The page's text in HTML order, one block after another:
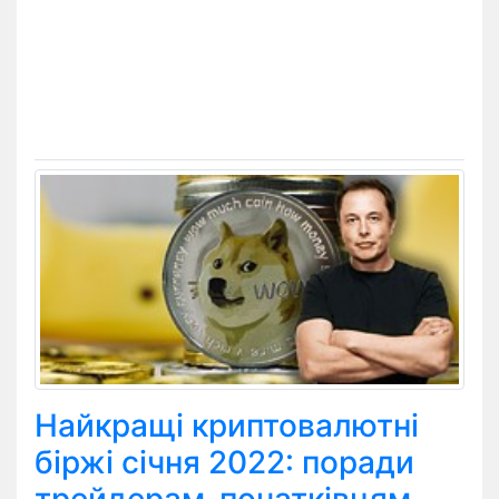
Найкращі криптовалютні
біржі січня 2022: поради